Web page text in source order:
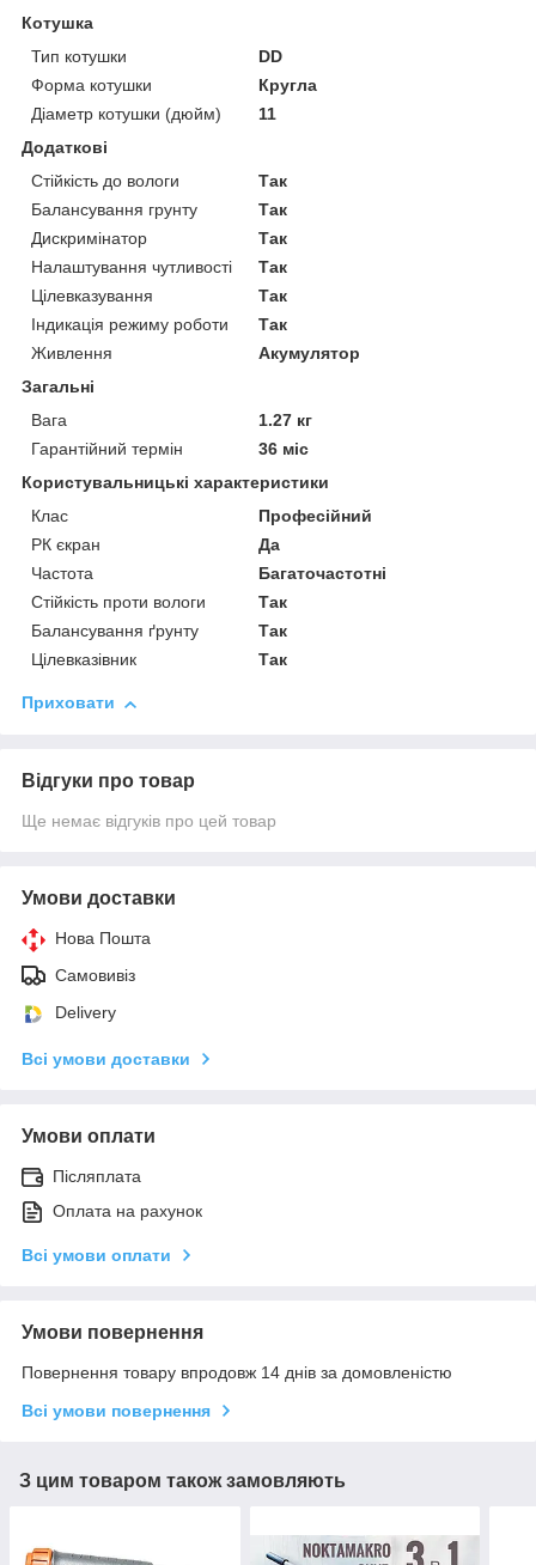
Котушка
Тип котушки
DD
Форма котушки
Кругла
Діаметр котушки (дюйм)
11
Додаткові
Стійкість до вологи
Так
Балансування грунту
Так
Дискримінатор
Так
Налаштування чутливості
Так
Цілевказування
Так
Індикація режиму роботи
Так
Живлення
Акумулятор
Загальні
Вага
1.27 кг
Гарантійний термін
36 міс
Користувальницькі характеристики
Клас
Професійний
РК єкран
Да
Частота
Багаточастотні
Стійкість проти вологи
Так
Балансування ґрунту
Так
Цілевказівник
Так
Приховати
Відгуки про товар
Ще немає відгуків про цей товар
Умови доставки
Нова Пошта
Самовивіз
Delivery
Всі умови доставки
Умови оплати
Післяплата
Оплата на рахунок
Всі умови оплати
Умови повернення
Повернення товару впродовж 14 днів за домовленістю
Всі умови повернення
З цим товаром також замовляють